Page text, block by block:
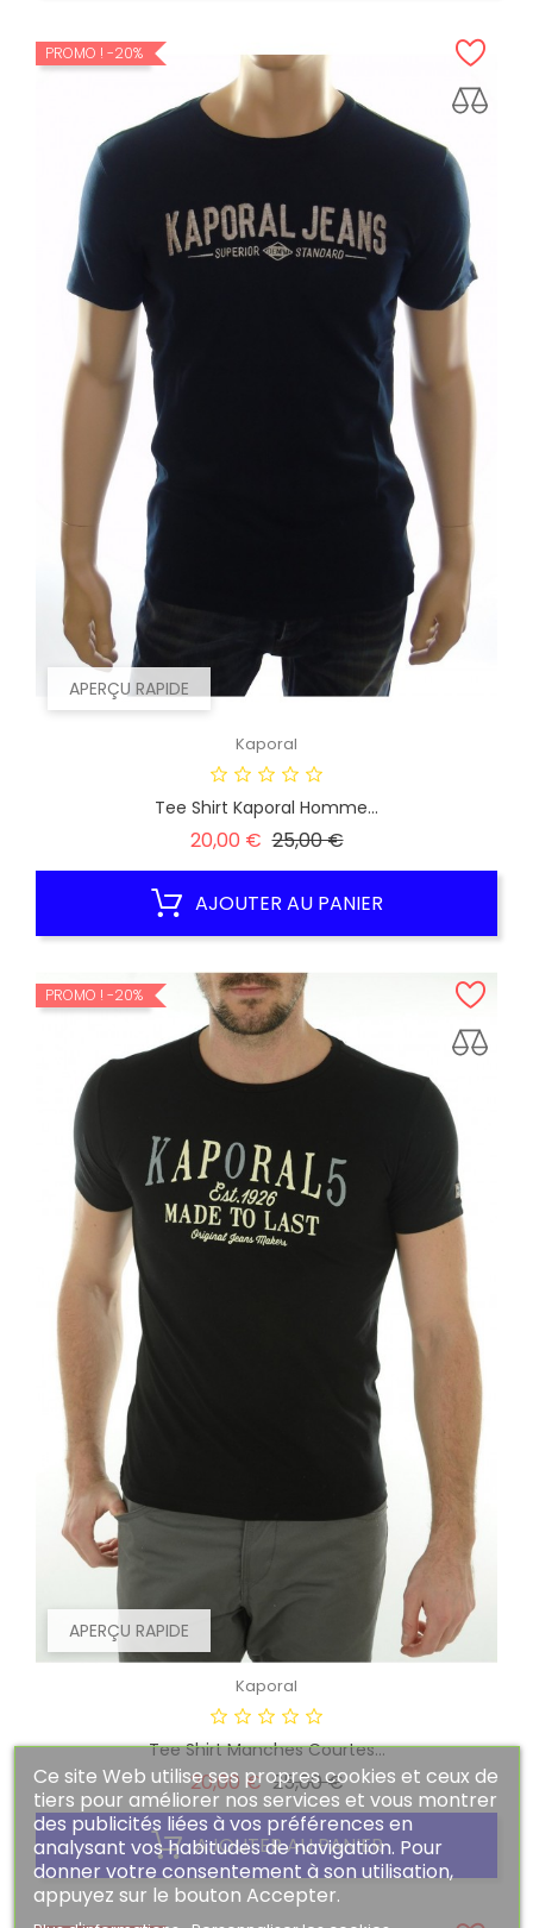
Ce site Web utilise ses propres cookies et ceux de
tiers pour améliorer nos services et vous montrer
des publicités liées à vos préférences en
analysant vos habitudes de navigation. Pour
donner votre consentement à son utilisation,
appuyez sur le bouton Accepter.
APERÇU RAPIDE
PROMO ! -20%
Kaporal
Tee Shirt Kaporal Homme...
20,00 € Prix
25,00 €Prix
AJOUTER AU PANIER
APERÇU RAPIDE
PROMO ! -20%
Kaporal
Tee Shirt Manches Courtes...
20,00 €Prix
habituel
25,00 €Prix
AJOUTER AU PANIER